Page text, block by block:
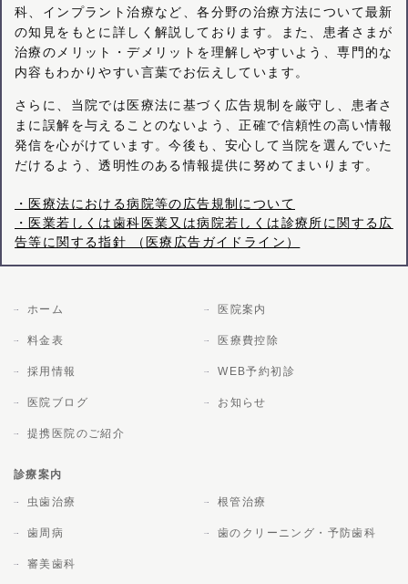
科、インプラント治療など、各分野の治療方法について最新
の知見をもとに詳しく解説しております。また、患者さまが
治療のメリット・デメリットを理解しやすいよう、専門的な
内容もわかりやすい言葉でお伝えしています。
さらに、当院では医療法に基づく広告規制を厳守し、患者さ
まに誤解を与えることのないよう、正確で信頼性の高い情報
発信を心がけています。今後も、安心して当院を選んでいた
だけるよう、透明性のある情報提供に努めてまいります。
・医療法における病院等の広告規制について
・医業若しくは歯科医業又は病院若しくは診療所に関する広
告等に関する指針 （医療広告ガイドライン）
ホーム 医院案内
料金表 医療費控除
採用情報 WEB予約初診
医院ブログ お知らせ
提携医院のご紹介
診療案内
虫歯治療 根管治療
歯周病 歯のクリーニング・予防歯科
審美歯科